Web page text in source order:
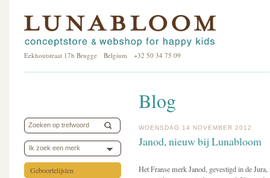
Eekhoutstraat 17b Brugge Belgium +32 50 34 75 09
Ik zoek een merk
Geboortelijsten
Blog
WOENSDAG 14 NOVEMBER 2012
Janod, nieuw bij Lunabloom
Het Franse merk Janod, gevestigd in de